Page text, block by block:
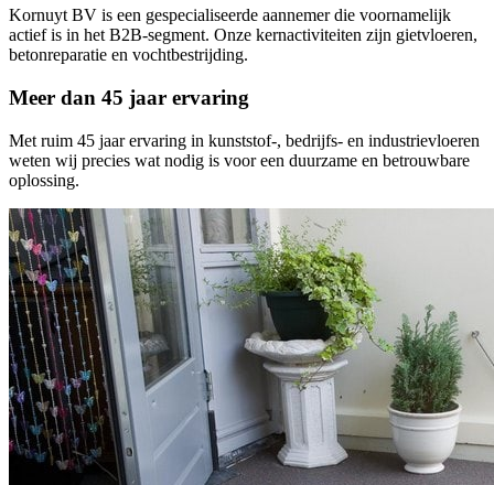
Kornuyt BV is een gespecialiseerde aannemer die voornamelijk
actief is in het B2B-segment. Onze kernactiviteiten zijn gietvloeren,
betonreparatie en vochtbestrijding.
Meer dan 45 jaar ervaring
Met ruim 45 jaar ervaring in kunststof-, bedrijfs- en industrievloeren
weten wij precies wat nodig is voor een duurzame en betrouwbare
oplossing.